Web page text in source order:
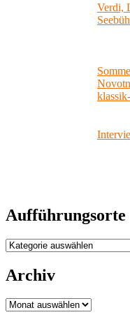
Verdi,
Aufführungsorte
Aufführungsorte
Archiv
Archiv